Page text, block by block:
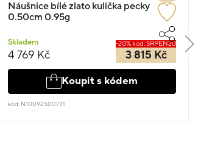
Náušnice bílé zlato kulička pecky
0.50cm 0.95g
Skladem
4 769 Kč
-20% kód: SRPEN20
3 815 Kč
Koupit s kódem
kód: N10092500731